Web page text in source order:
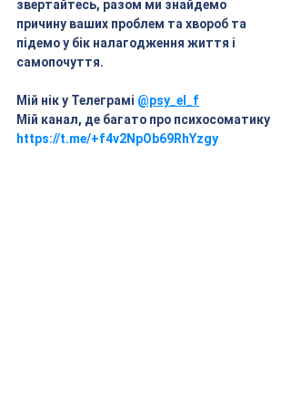
звертайтесь, разом ми знайдемо
причину ваших проблем та хвороб та
підемо у бік налагодження життя і
самопочуття.
Мій нік у Телеграмі @psy_el_f
Мій канал, де багато про психосоматику
https://t.me/+f4v2NpOb69RhYzgy